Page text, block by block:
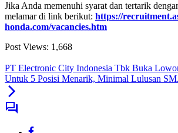
Jika Anda memenuhi syarat dan tertarik
melamar di link berikut: https://
honda.com/vacancies.htm
Post Views: 1,668
PT Electronic City Indonesia Tbk Buka
Untuk 5 Posisi Menarik, Minimal Lulusan